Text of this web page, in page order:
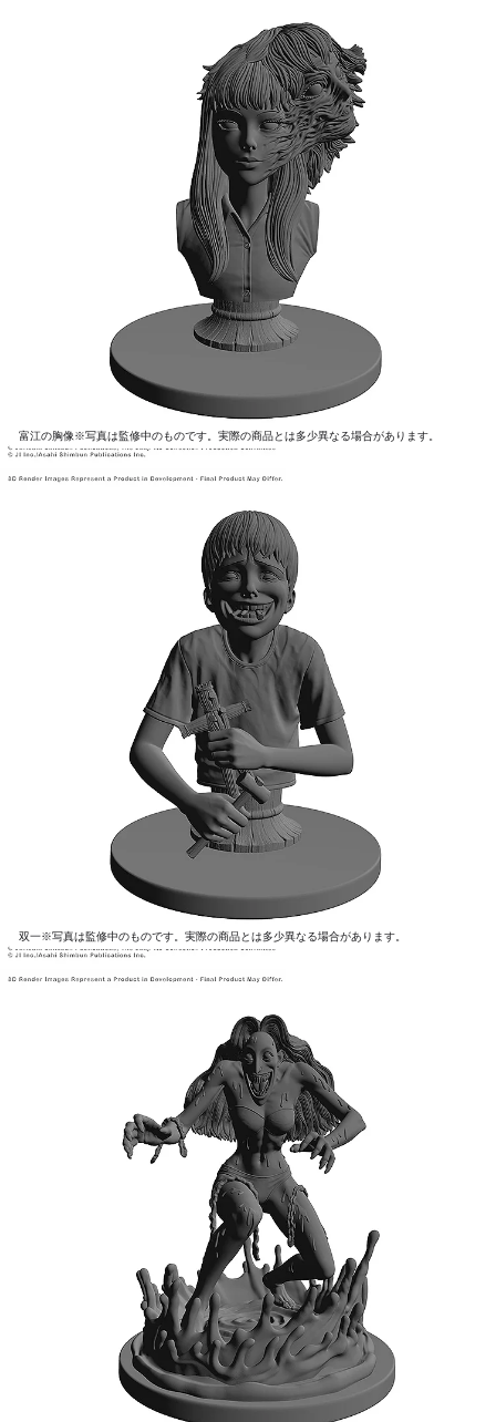
富江の胸像※写真は監修中のものです。実際の商品とは多少異なる場合があります。
双一※写真は監修中のものです。実際の商品とは多少異なる場合があります。